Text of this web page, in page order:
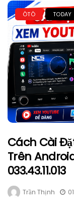
ÔTÔ TODAY
Cách Cài
Trên
033.43.11.013
Trần Thịnh